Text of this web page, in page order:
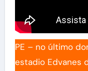
PE – no último
estadio Edvanes